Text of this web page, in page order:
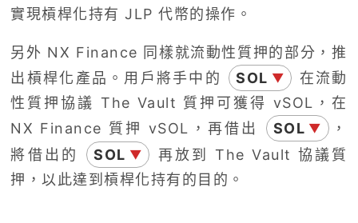
實現槓桿化持有 JLP 代幣的操作。
另外 NX Finance 同樣就流動性質押的部分，推
出槓桿化產品。用戶將手中的
SOL ▼
在流動
性質押協議 The Vault 質押可獲得 vSOL，在
NX Finance 質押 vSOL，再借出
SOL ▼
，
將借出的
SOL ▼
再放到 The Vault 協議質
押，以此達到槓桿化持有的目的。